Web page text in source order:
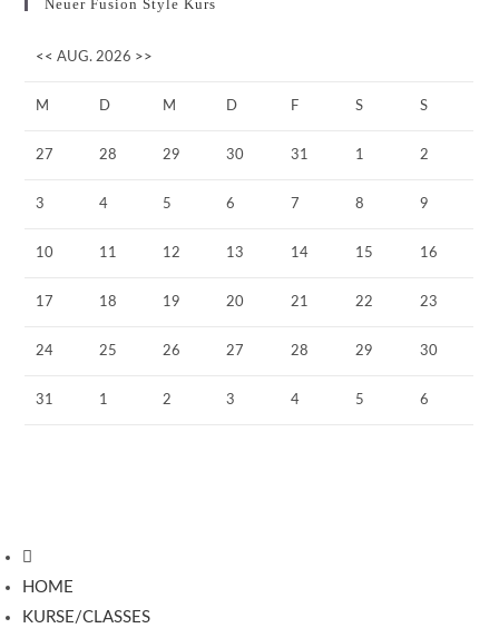
Neuer Fusion Style Kurs
<< AUG. 2026 >>
M D M D F S S
27 28 29 30 31 1 2
3 4 5 6 7 8 9
10 11 12 13 14 15 16
17 18 19 20 21 22 23
24 25 26 27 28 29 30
31 1 2 3 4 5 6
HOME
KURSE/CLASSES